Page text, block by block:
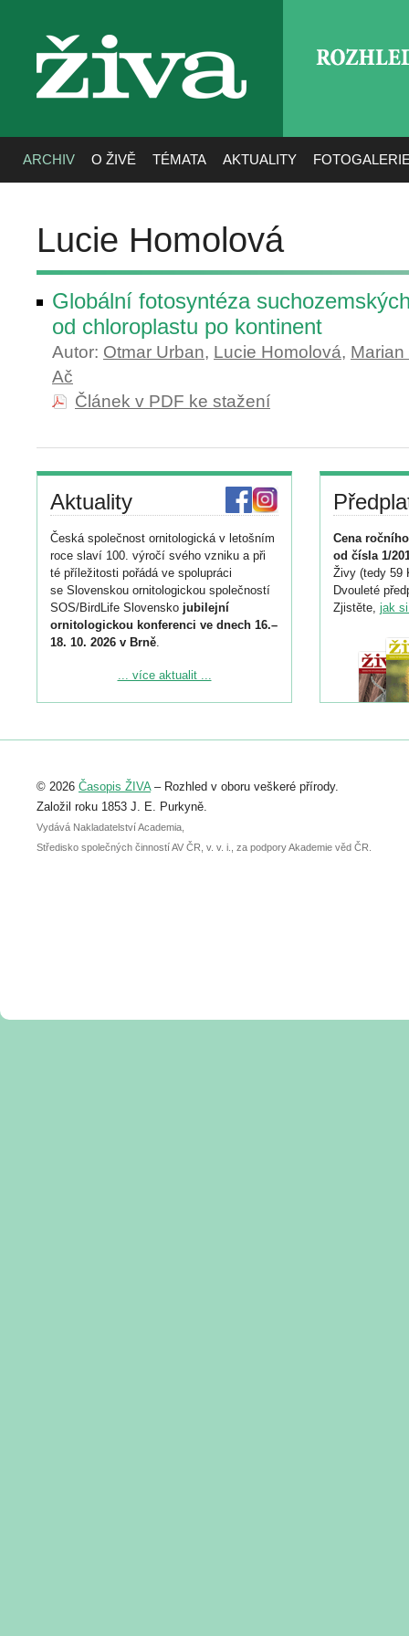
živa
ARCHIV O ŽIVĚ TÉMATA AKTUALITY
Lucie Homolová
Globální fotosyntéza
od chloroplastu po kontinent
Autor: Otmar Urban, Lucie Homolová,
Ač
Článek v PDF ke stažení
Aktuality
Česká společnost ornitologická v letošním
roce slaví 100. výročí svého vzniku a při
té příležitosti pořádá ve spolupráci
se Slovenskou ornitologickou společností
SOS/BirdLife Slovensko jubilejní
ornitologickou konferenci ve dnech 16.–
18. 10. 2026 v Brně.
Podrobnější informace ke konferenci
Registrovat se můžete do 6. září.
abstraktu přihlášené přednášky nebo
posteru je už 30. června.
... více aktualit ...
Cena
od čísla 1/
Živy (tedy 59
Dvouleté
Zjistěte, jak
© 2026 Časopis ŽIVA– Rozhled v oboru veškeré přírody.
Založil roku 1853 J. E. Purkyně.
Vydává Nakladatelství Academia,
Středisko společných činností AV ČR, v. v. i., za podpory Akademie věd ČR.